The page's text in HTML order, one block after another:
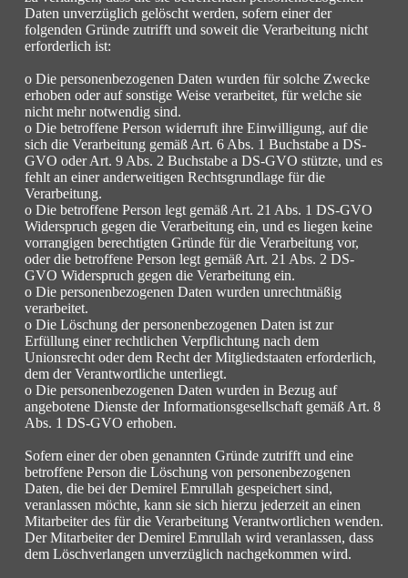
Daten unverzüglich gelöscht werden, sofern einer der
folgenden Gründe zutrifft und soweit die Verarbeitung nicht
erforderlich ist:
o Die personenbezogenen Daten wurden für solche Zwecke
erhoben oder auf sonstige Weise verarbeitet, für welche sie
nicht mehr notwendig sind.
o Die betroffene Person widerruft ihre Einwilligung, auf die
sich die Verarbeitung gemäß Art. 6 Abs. 1 Buchstabe a DS-
GVO oder Art. 9 Abs. 2 Buchstabe a DS-GVO stützte, und es
fehlt an einer anderweitigen Rechtsgrundlage für die
Verarbeitung.
o Die betroffene Person legt gemäß Art. 21 Abs. 1 DS-GVO
Widerspruch gegen die Verarbeitung ein, und es liegen keine
vorrangigen berechtigten Gründe für die Verarbeitung vor,
oder die betroffene Person legt gemäß Art. 21 Abs. 2 DS-
GVO Widerspruch gegen die Verarbeitung ein.
o Die personenbezogenen Daten wurden unrechtmäßig
verarbeitet.
o Die Löschung der personenbezogenen Daten ist zur
Erfüllung einer rechtlichen Verpflichtung nach dem
Unionsrecht oder dem Recht der Mitgliedstaaten erforderlich,
dem der Verantwortliche unterliegt.
o Die personenbezogenen Daten wurden in Bezug auf
angebotene Dienste der Informationsgesellschaft gemäß Art. 8
Abs. 1 DS-GVO erhoben.
Sofern einer der oben genannten Gründe zutrifft und eine
betroffene Person die Löschung von personenbezogenen
Daten, die bei der Demirel Emrullah gespeichert sind,
veranlassen möchte, kann sie sich hierzu jederzeit an einen
Mitarbeiter des für die Verarbeitung Verantwortlichen wenden.
Der Mitarbeiter der Demirel Emrullah wird veranlassen, dass
dem Löschverlangen unverzüglich nachgekommen wird.